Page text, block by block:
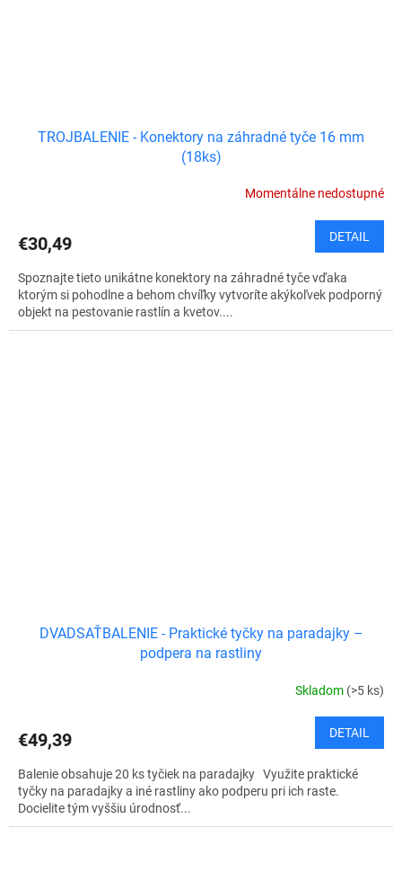
TROJBALENIE - Konektory na záhradné tyče 16 mm
(18ks)
Momentálne nedostupné
€30,49 DETAIL
Spoznajte tieto unikátne konektory na záhradné tyče vďaka
ktorým si pohodlne a behom chvíľky vytvoríte akýkoľvek podporný
objekt na pestovanie rastlín a kvetov....
DVADSAŤBALENIE - Praktické tyčky na paradajky –
podpera na rastliny
Skladom (>5 ks)
€49,39 DETAIL
Balenie obsahuje 20 ks tyčiek na paradajky Využite praktické
tyčky na paradajky a iné rastliny ako podperu pri ich raste.
Docielite tým vyššiu úrodnosť...